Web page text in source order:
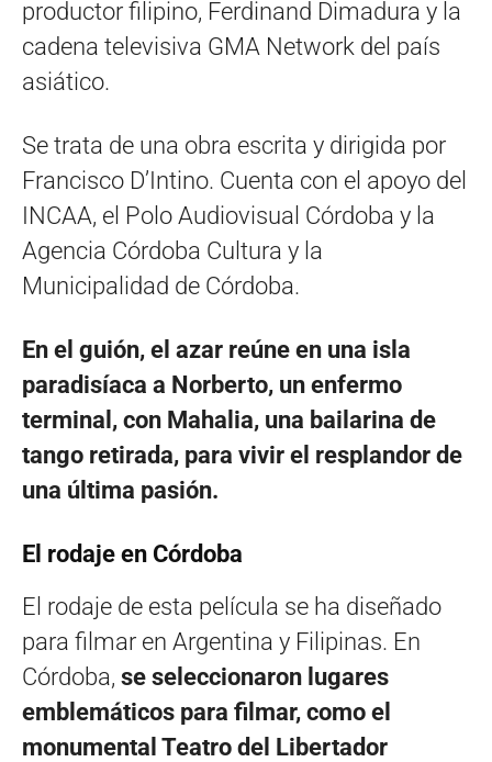
productor filipino, Ferdinand Dimadura y la
cadena televisiva GMA Network del país
asiático.
Se trata de una obra escrita y dirigida por
Francisco D’Intino. Cuenta con el apoyo del
INCAA, el Polo Audiovisual Córdoba y la
Agencia Córdoba Cultura y la
Municipalidad de Córdoba.
En el guión, el azar reúne en una isla
paradisíaca a Norberto, un enfermo
terminal, con Mahalia, una bailarina de
tango retirada, para vivir el resplandor de
una última pasión.
El rodaje en Córdoba
El rodaje de esta película se ha diseñado
para filmar en Argentina y Filipinas. En
Córdoba, se seleccionaron lugares
emblemáticos para filmar, como el
monumental Teatro del Libertador